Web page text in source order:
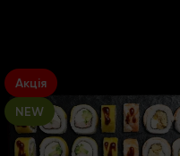
Акція
NEW